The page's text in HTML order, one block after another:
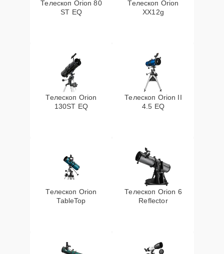
Телескоп Orion 80
ST EQ
Телескоп Orion
XX12g
Телескоп Orion
130ST EQ
Телескоп Orion II
4.5 EQ
Телескоп Orion
TableTop
Телескоп Orion 6
Reflector